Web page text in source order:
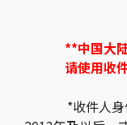
**中国大
请使用收
*收件人身